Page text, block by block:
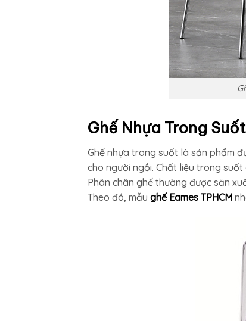
Ghế Nhựa Trong
Ghế nhựa trong suốt là sản phẩm
cho người ngồi. Chất liệu trong
Phân chân ghế thường được sản
Theo đó, mẫu ghế Eames TPHCM